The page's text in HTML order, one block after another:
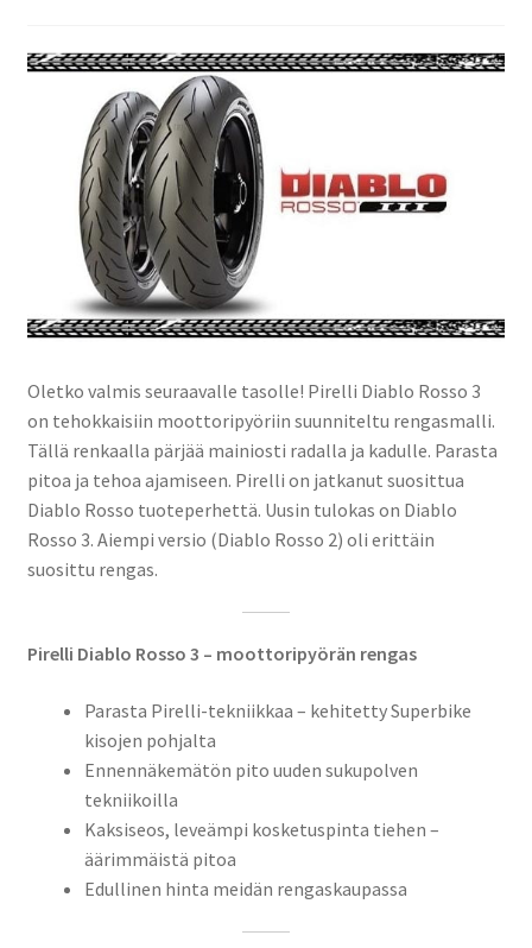
Oletko valmis seuraavalle tasolle! Pirelli Diablo Rosso 3
on tehokkaisiin moottoripyöriin suunniteltu rengasmalli.
Tällä renkaalla pärjää mainiosti radalla ja kadulle. Parasta
pitoa ja tehoa ajamiseen. Pirelli on jatkanut suosittua
Diablo Rosso tuoteperhettä. Uusin tulokas on Diablo
Rosso 3. Aiempi versio (Diablo Rosso 2) oli erittäin
suosittu rengas.
Pirelli Diablo Rosso 3 – moottoripyörän rengas
Parasta Pirelli-tekniikkaa – kehitetty Superbike
kisojen pohjalta
Ennennäkemätön pito uuden sukupolven
tekniikoilla
Kaksiseos, leveämpi kosketuspinta tiehen –
äärimmäistä pitoa
Edullinen hinta meidän rengaskaupassa